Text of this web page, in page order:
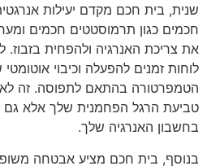
שנית, בית חכם מקדם יעילות
חכמים כגון תרמוסטטים חכמים
את צריכת האנרגיה ולהפחית בזבוז.
לוחות זמנים להפעלה וכיבוי
הטמפרטורה בהתאם לתפוסה. זה
טביעת הרגל הפחמנית שלך אלא גם
בחשבון האנרגיה שלך.
בנוסף, בית חכם מציע אבטחה